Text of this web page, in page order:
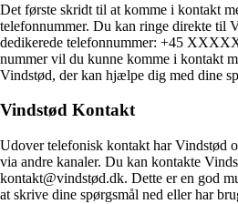
Det første skridt til at komme i kontakt
telefonnummer. Du kan ringe direkte til
dedikerede telefonnummer: +45
nummer vil du kunne komme i kontakt
Vindstød, der kan hjælpe dig med dine
Vindstød Kontakt
Udover telefonisk kontakt har Vindstød
via andre kanaler. Du kan kontakte
kontakt@vindstød.dk. Dette er en god
at skrive dine spørgsmål ned eller har